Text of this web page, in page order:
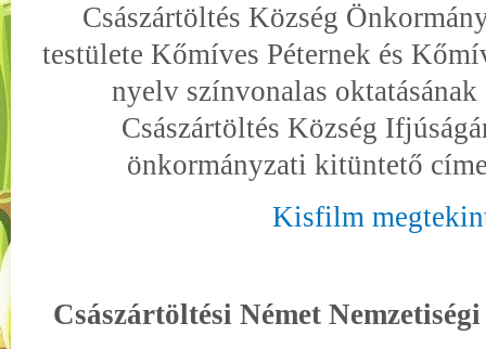
Császártöltés Község
testülete Kőmíves Péternek és
nyelv színvonalas oktatásának
Császártöltés Község
önkormányzati kitüntető
Kisfilm
Császártöltési Német